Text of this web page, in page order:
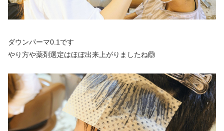
ダウンパーマ0.1です
やり方や薬剤選定はほぼ出来上がりましたね🙆